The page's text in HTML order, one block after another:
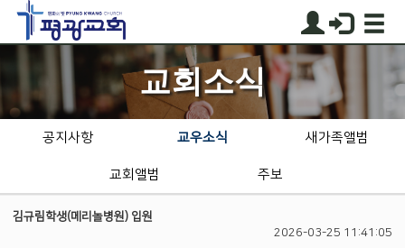
교회소식
공지사항 교우소식 새가족앨범
교회앨범 주보
김규림학생(메리놀병원) 입원
2026-03-25 11:41:05